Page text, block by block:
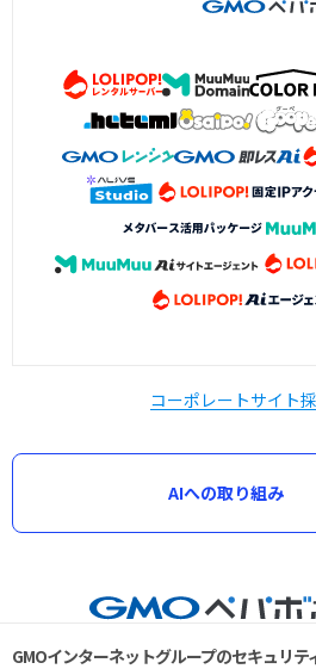
コーポレートサイト
AIへの取り組み
GMOインターネットグループのセキュリテ